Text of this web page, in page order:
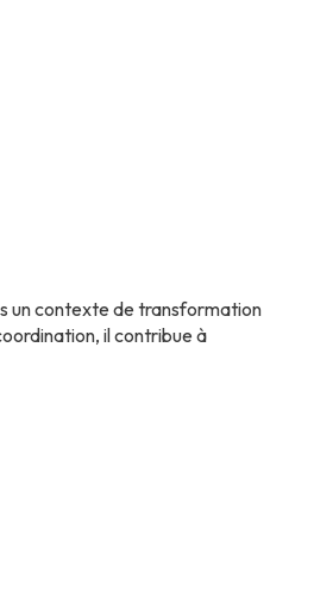
un contexte de transformation
il contribue à